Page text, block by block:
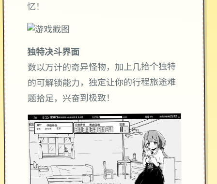
忆！
独特决斗界面
数以万计的奇异怪物，加上几拾个独特
的可解锁能力，独定让你的行程旅途难
题拾足，兴奋到极致！